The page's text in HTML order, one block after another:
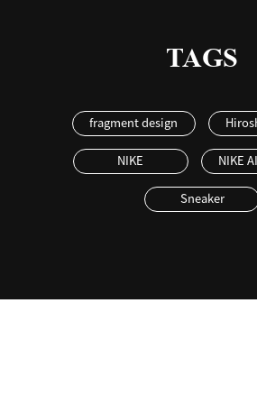
TAGS
fragment design
NIKE NIKE
Sneaker